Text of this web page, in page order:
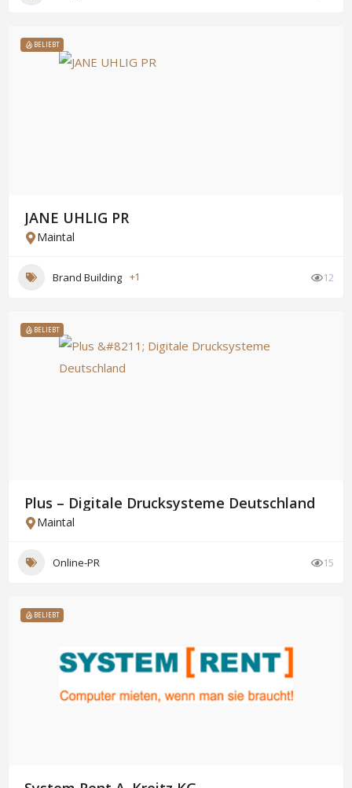
BELIEBT
JANE UHLIG PR
Maintal
Brand Building +1 12
BELIEBT
Plus – Digitale Drucksysteme Deutschland
Maintal
Online-PR 15
BELIEBT